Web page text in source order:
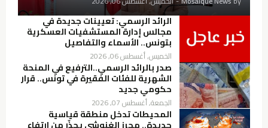
الرائد الرسمي: تعيينات جديدة في
مجالس إدارة المستشفيات العسكرية
بتونس.. الأسماء والتفاصيل
الخميس, أغسطس 06, 2026
صدر بالرائد الرسمي..الترفيع في المنحة
الشهرية للفئات الفقيرة في تونس.. قرار
حكومي جديد
الجمعة, أغسطس 07, 2026
المحيطات تدخل منطقة قياسية
جديدة.. محرز الغنوشي يحذّر من ارتفاع